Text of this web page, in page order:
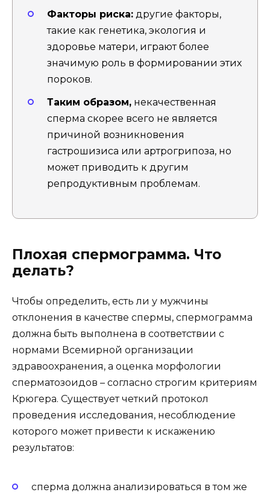
Факторы риска: другие факторы,
такие как генетика, экология и
здоровье матери, играют более
значимую роль в формировании этих
пороков.
Таким образом, некачественная
сперма скорее всего не является
причиной возникновения
гастрошизиса или артрогрипоза, но
может приводить к другим
репродуктивным проблемам.
Плохая спермограмма. Что
делать?
Чтобы определить, есть ли у мужчины
отклонения в качестве спермы, спермограмма
должна быть выполнена в соответствии с
нормами Всемирной организации
здравоохранения, а оценка морфологии
сперматозоидов – согласно строгим критериям
Крюгера. Существует четкий протокол
проведения исследования, несоблюдение
которого может привести к искажению
результатов:
сперма должна анализироваться в том же